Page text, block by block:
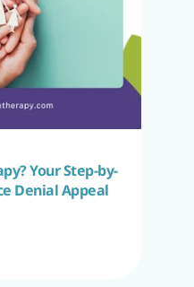
Your Step-by-
Denial Appeal